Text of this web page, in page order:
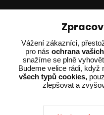
Ing. Adam
+420 602 234
(Po-Pá 8:00 -
Vážení zákazníci,
pro nás ochrana
snažíme se plně
Budeme velice rádi, když
všech typů cookies,
zlepšovat a